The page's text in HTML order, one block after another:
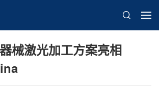
械激光加工方案亮相